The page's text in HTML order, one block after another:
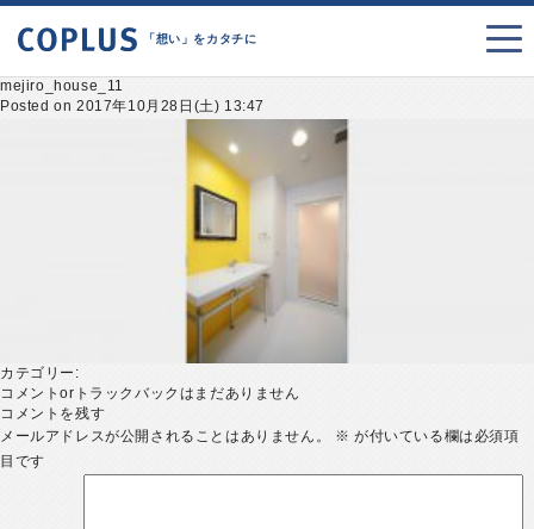
「想い」をカタチに
mejiro_house_11
Posted on 2017年10月28日(土) 13:47
カテゴリー:
コメントorトラックバックはまだありません
コメントを残す
メールアドレスが公開されることはありません。
※ が付いている欄は必須項
目です